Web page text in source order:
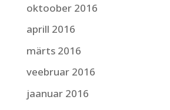
oktoober 2016
aprill 2016
märts 2016
veebruar 2016
jaanuar 2016